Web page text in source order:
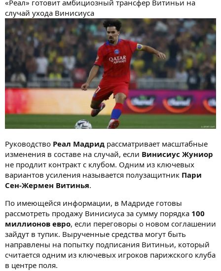
«Реал» готовит амбициозный трансфер Витиньи на
случай ухода Винисиуса
Руководство Реал Мадрид рассматривает масштабные
изменения в составе на случай, если Винисиус Жуниор
не продлит контракт с клубом. Одним из ключевых
вариантов усиления называется полузащитник Пари
Сен-Жермен Витинья.
По имеющейся информации, в Мадриде готовы
рассмотреть продажу Винисиуса за сумму порядка 100
миллионов евро, если переговоры о новом соглашении
зайдут в тупик. Вырученные средства могут быть
направлены на попытку подписания Витиньи, который
считается одним из ключевых игроков парижского клуба
в центре поля.